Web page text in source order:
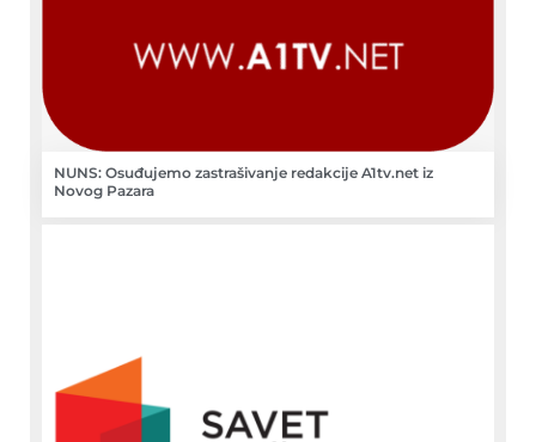
NUNS: Osuđujemo zastrašivanje redakcije A1tv.net iz
Novog Pazara